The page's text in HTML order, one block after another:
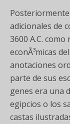
adicionales de
3600 A.C.
econÃ³micas
anotaciones
parte de sus
genes era una
egipcios o los
castas